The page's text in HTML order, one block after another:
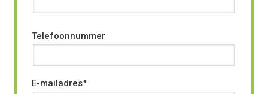
Telefoonnummer
E-mailadres